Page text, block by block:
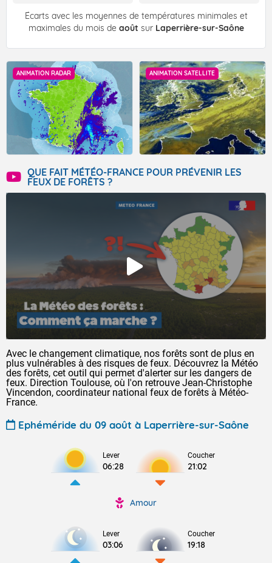
Écarts avec les moyennes de températures minimales et
maximales du mois de août sur Laperrière-sur-Saône
ANIMATION RADAR ANIMATION SATELLITE
QUE FAIT MÉTÉO-FRANCE POUR PRÉVENIR LES
FEUX DE FORÊTS ?
Avec le changement climatique, nos forêts sont de plus en
plus vulnérables à des risques de feux. Découvrez la Météo
des forêts, cet outil qui permet d'alerter sur les dangers de
feux. Direction Toulouse, où l'on retrouve Jean-Christophe
Vincendon, coordinateur national feux de forêts à Météo-
France.
Ephéméride du 09 août à Laperrière-sur-Saône
Lever
06:28
Coucher
21:02
Amour
Lever
03:06
Coucher
19:18